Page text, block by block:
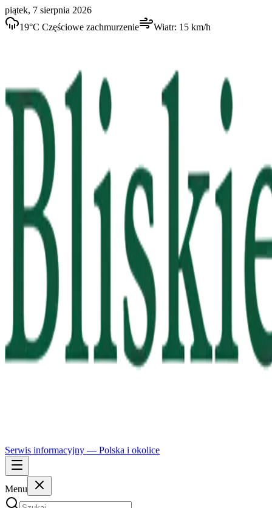
piątek, 7 sierpnia 2026
19°C Częściowe zachmurzenie Wiatr: 15 km/h
Serwis informacyjny — Polska i okolice
Menu